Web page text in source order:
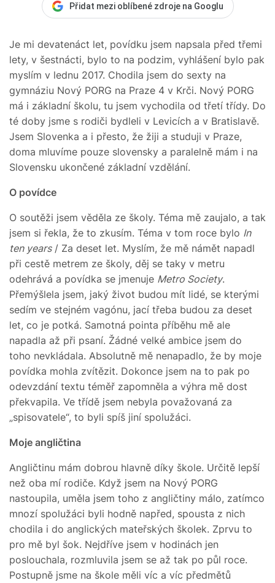
Přidat mezi oblíbené zdroje na Googlu
Je mi devatenáct let, povídku jsem napsala před třemi
lety, v šestnácti, bylo to na podzim, vyhlášení bylo pak
myslím v lednu 2017. Chodila jsem do sexty na
gymnáziu Nový PORG na Praze 4 v Krči. Nový PORG
má i základní školu, tu jsem vychodila od třetí třídy. Do
té doby jsme s rodiči bydleli v Levicích a v Bratislavě.
Jsem Slovenka a i přesto, že žiji a studuji v Praze,
doma mluvíme pouze slovensky a paralelně mám i na
Slovensku ukončené základní vzdělání.
O povídce
O soutěži jsem věděla ze školy. Téma mě zaujalo, a tak
jsem si řekla, že to zkusím. Téma v tom roce bylo In
ten years/ Za deset let. Myslím, že mě námět napadl
při cestě metrem ze školy, děj se taky v metru
odehrává a povídka se jmenuje Metro Society.
Přemýšlela jsem, jaký život budou mít lidé, se kterými
sedím ve stejném vagónu, jací třeba budou za deset
let, co je potká. Samotná pointa příběhu mě ale
napadla až při psaní. Žádné velké ambice jsem do
toho nevkládala. Absolutně mě nenapadlo, že by moje
povídka mohla zvítězit. Dokonce jsem na to pak po
odevzdání textu téměř zapomněla a výhra mě dost
překvapila. Ve třídě jsem nebyla považovaná za
„spisovatele“, to byli spíš jiní spolužáci.
Moje angličtina
Angličtinu mám dobrou hlavně díky škole. Určitě lepší
než oba mí rodiče. Když jsem na Nový PORG
nastoupila, uměla jsem toho z angličtiny málo, zatímco
mnozí spolužáci byli hodně napřed, spousta z nich
chodila i do anglických mateřských školek. Zprvu to
pro mě byl šok. Nejdříve jsem v hodinách jen
poslouchala, rozmluvila jsem se až tak po půl roce.
Postupně jsme na škole měli víc a víc předmětů